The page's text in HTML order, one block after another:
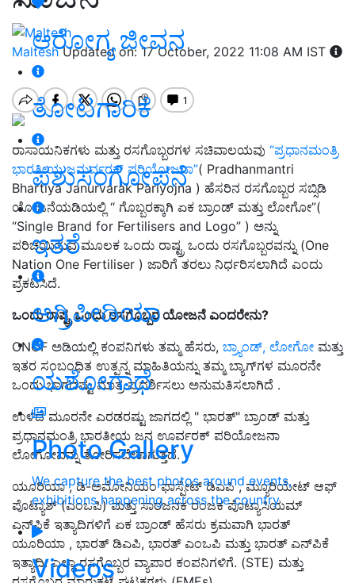
ಆರೋಗ್ಯ ಜೀವನ
ತೋಟಗಾರಿಕೆ
ಪಶುಸಂಗೋಪನೆ
ಇತರೆ
ಅಗ್ರಿಪೀಡಿಯಾ
ಯಶೋಗಾಥೆ
Photo Gallery
We capture the best photos around events,
exhibitions happening across the country
Videos
MalteshUpdated on: 17 October, 2022 11:08 AM IST
ರಾಸಾಯನಿಕಗಳು ಮತ್ತು ರಸಗೊಬ್ಬರಗಳ ಸಚಿವಾಲಯವು “ಪ್ರಧಾನಮಂತ್ರಿ
ಭಾರತೀಯ ಜನುರ್ವರಕ್ ಪರಿಯೋಜನಾ”( Pradhanmantri
Bhartiya Janurvarak Pariyojna ) ಹೆಸರಿನ ರಸಗೊಬ್ಬರ ಸಬ್ಸಿಡಿ
ಯೋಜನೆಯಡಿಯಲ್ಲಿ “ ಗೊಬ್ಬರಕ್ಕಾಗಿ ಏಕ ಬ್ರಾಂಡ್ ಮತ್ತು ಲೋಗೋ”(
“Single Brand for Fertilisers and Logo” ) ಅನ್ನು
ಪರಿಚಯಿಸುವ ಮೂಲಕ ಒಂದು ರಾಷ್ಟ್ರ ಒಂದು ರಸಗೊಬ್ಬರವನ್ನು (One
Nation One Fertiliser ) ಜಾರಿಗೆ ತರಲು ನಿರ್ಧರಿಸಲಾಗಿದೆ ಎಂದು
ಪ್ರಕಟಿಸಿದೆ.
ಒಂದು ರಾಷ್ಟ್ರ ಒಂದು ರಸಗೊಬ್ಬರ ಯೋಜನೆ ಎಂದರೇನು?
ONOF ಅಡಿಯಲ್ಲಿ ಕಂಪನಿಗಳು ತಮ್ಮ ಹೆಸರು, ಬ್ರ್ಯಾಂಡ್, ಲೋಗೋ ಮತ್ತು
ಇತರ ಸಂಬಂಧಿತ ಉತ್ಪನ್ನ ಮಾಹಿತಿಯನ್ನು ತಮ್ಮ ಬ್ಯಾಗ್‌ಗಳ ಮೂರನೇ
ಒಂದು ಭಾಗದಷ್ಟು ಮಾತ್ರ ಪ್ರದರ್ಶಿಸಲು ಅನುಮತಿಸಲಾಗಿದೆ .
ಉಳಿದ ಮೂರನೇ ಎರಡರಷ್ಟು ಜಾಗದಲ್ಲಿ " ಭಾರತ್" ಬ್ರಾಂಡ್ ಮತ್ತು
ಪ್ರಧಾನಮಂತ್ರಿ ಭಾರತೀಯ ಜನ ಊರ್ವರಕ್ ಪರಿಯೋಜನಾ
ಲೋಗೋವನ್ನು ತೋರಿಸಬೇಕಾಗುತ್ತದೆ.
ಯೂರಿಯಾ , ಡಿ-ಅಮೋನಿಯಂ ಫಾಸ್ಫೇಟ್ ಡಿಎಪಿ , ಮ್ಯೂರಿಯೇಟ್ ಆಫ್
ಪೊಟ್ಯಾಶ್ (ಎಂಒಪಿ) ಮತ್ತು ಸಾರಜನಕ ರಂಜಕ ಪೊಟ್ಯಾಸಿಯಮ್
ಎನ್‌ಪಿಕೆ ಇತ್ಯಾದಿಗಳಿಗೆ ಏಕ ಬ್ರಾಂಡ್ ಹೆಸರು ಕ್ರಮವಾಗಿ ಭಾರತ್
ಯೂರಿಯಾ , ಭಾರತ್ ಡಿಎಪಿ, ಭಾರತ್ ಎಂಒಪಿ ಮತ್ತು ಭಾರತ್ ಎನ್‌ಪಿಕೆ
ಇತ್ಯಾದಿ. ಎಲ್ಲಾ ರಸಗೊಬ್ಬರ ವ್ಯಾಪಾರ ಕಂಪನಿಗಳಿಗೆ. (STE) ಮತ್ತು